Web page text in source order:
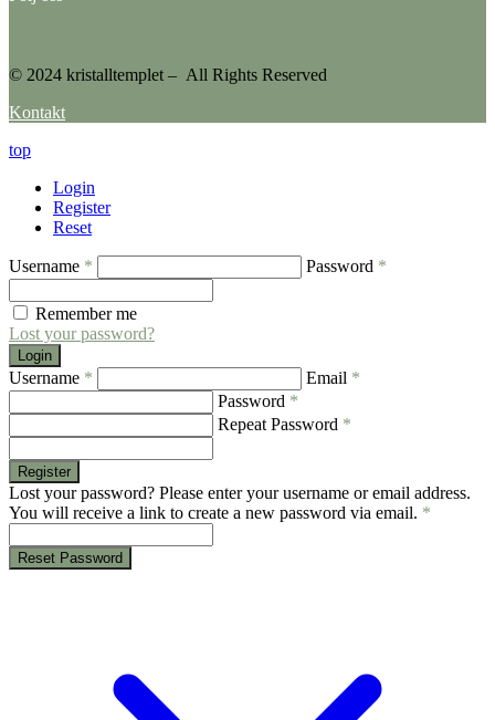
© 2024 kristalltemplet – All Rights Reserved
Kontakt
top
Login
Register
Reset
Username * Password *
Remember me
Lost your password?
Login
Username * Email *
Password *
Repeat Password *
Register
Lost your password? Please enter your username or email address.
You will receive a link to create a new password via email. *
Reset Password